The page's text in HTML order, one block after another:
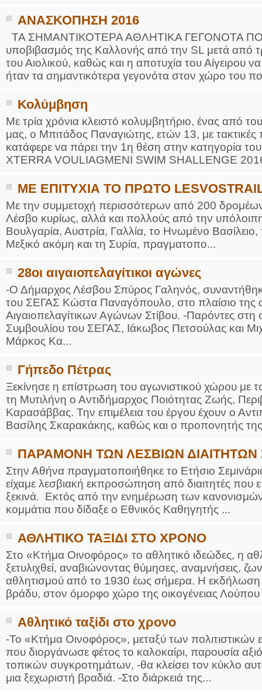
ΑΝΑΣΚΟΠΗΣΗ 2016
ΤΑ ΣΗΜΑΝΤΙΚΟΤΕΡΑ ΑΘΛΗΤΙΚΑ ΓΕΓΟΝΟΤΑ
υποβιβασμός της Καλλονής από την SL μετά από
του Αιολικού, καθώς και η αποτυχία του Αίγειρου
ήταν τα σημαντικότερα γεγονότα στον χώρο του
Κολύμβηση
Με τρία χρόνια κλειστό κολυμβητήριο, ένας από
μας, ο Μπιτάδος Παναγιώτης, ετών 13, με
κατάφερε να πάρει την 1η θέση στην κατηγορία
XTERRA VOULIAGMENI SWIM SHALLENGE
ΜΕ ΕΠΙΤΥΧΙΑ ΤΟ ΠΡΩΤΟ
Με την συμμετοχή περισσότερων από 200
Λέσβο κυρίως, αλλά και πολλούς από την
Βουλγαρία, Αυστρία, Γαλλία, το Ηνωμένο Βασίλειο,
Μεξικό ακόμη και τη Συρία, πραγματοπο...
28οι αιγαιοπελαγίτικοι αγώνες
-Ο Δήμαρχος Λέσβου Σπύρος Γαληνός,
του ΣΕΓΑΣ Κώστα Παναγόπουλο, στο πλαίσιο της
Αιγαιοπελαγίτικων Αγώνων Στίβου. -Παρόντες στη
Συμβουλίου του ΣΕΓΑΣ, Ιάκωβος Πετσούλας και
Μάρκος Κα...
Γήπεδο Πέτρας
Ξεκίνησε η επίστρωση του αγωνιστικού χώρου με
τη Μυτιλήνη ο Αντιδήμαρχος Ποιότητας Ζωής,
Καρασάββας. Την επιμέλεια του έργου έχουν ο
Βασίλης Σκαρακάκης, καθώς και ο προπονητής
ΠΑΡΑΜΟΝΗ ΤΩΝ ΛΕΣΒΙΩΝ ΔΙΑΙΤΗΤΩΝ
Στην Αθήνα πραγματοποιήθηκε το Ετήσιο
είχαμε λεσβιακή εκπροσώπηση από διαιτητές που
ξεκινά. Εκτός από την ενημέρωση των κανονισμών,
κομμάτια που δίδαξε ο Εθνικός Καθηγητής ...
ΑΘΛΗΤΙΚΟ ΤΑΞΙΔΙ ΣΤΟ ΧΡΟΝΟ
Στο «Κτήμα Οινοφόρος» το αθλητικό ιδεώδες, η
ξετυλιχθεί, αναβιώνοντας θύμησες, αναμνήσεις,
αθλητισμού από το 1930 έως σήμερα. Η εκδήλωση
βράδυ, στον όμορφο χώρο της οικογένειας Λούπου
Αθλητικό ταξίδι στο χρονο
-Το «Κτήμα Οινοφόρος», μεταξύ των πολιτιστικών
που διοργάνωσε φέτος το καλοκαίρι, παρουσία
τοπικών συγκροτημάτων, -θα κλείσει τον κύκλο
μια ξεχωριστή βραδιά. -Στο διάρκειά της...